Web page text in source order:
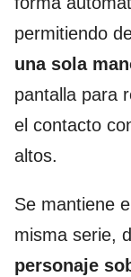
permitiendo
una sola
pantalla para
el contacto
altos.
Se mantiene
misma serie,
personaje